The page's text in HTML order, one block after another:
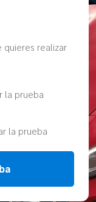
quieres realizar
la prueba
la prueba